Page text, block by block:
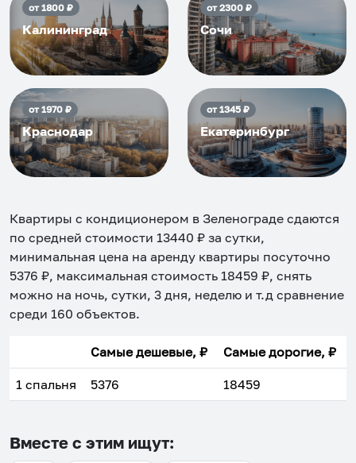
от1800₽
Калининград
от2300₽
Сочи
от1970₽
Краснодар
от1345₽
Екатеринбург
Квартиры с кондиционером в Зеленограде сдаются
по средней стоимости 13440 ₽ за сутки,
минимальная цена на аренду квартиры посуточно
5376 ₽, максимальная стоимость 18459 ₽, снять
можно на ночь, сутки, 3 дня, неделю и т.д сравнение
среди 160 объектов.
Самые дешевые, ₽ Самые дорогие, ₽
1 спальня 5376 18459
Вместе с этим ищут: